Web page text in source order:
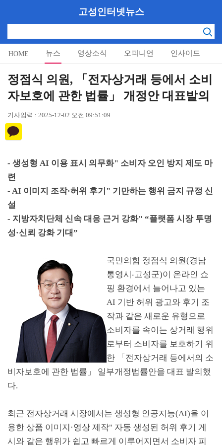
고성인터넷뉴스
HOME 뉴스 영상소식 오피니언 인사이드
알림마당
정점식 의원, 「전자상거래 등에서 소비
자보호에 관한 법률」 개정안 대표발의
기사입력 : 2025-12-02 오전 09:51:09
- 생성형 AI 이용 표시 의무화" 소비자 오인 방지 제도 마
련
- AI 이미지 조작·허위 후기 " 기만하는 행위 금지 규정 신
설
- 지방자치단체 신속 대응 근거 강화" “플랫폼 시장 투명
성·신뢰 강화 기대”
국민의힘 정점식 의원(경남
통영시 ‧고성군)이 온라인 쇼
핑 환경에서 늘어나고 있는
AI 기반 허위 광고와 후기 조
작과 같은 새로운 유형으로
소비자를 속이는 상거래 행위
로부터 소비자를 보호하기 위
한
「 전자상거래 등에서의 소
비자보호에 관한 법률 」 일부개정법률안을 대표 발의했
다.
최근 전자상거래 시장에서는 생성형 인공지능(AI)을 이
용한 상품 이미지 ·영상 제작" 자동 생성된 허위 후기 게
시와 같은 행위가 쉽고 빠르게 이루어지면서 소비자 피